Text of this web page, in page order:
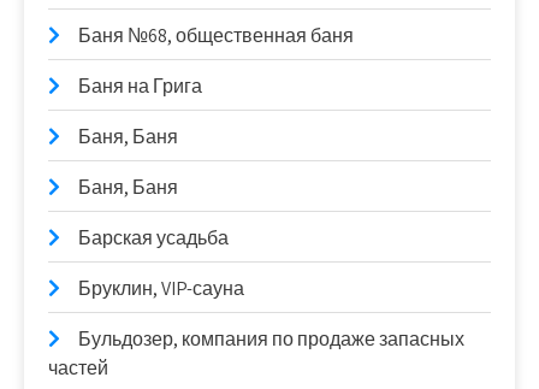
Баня №68, общественная баня
Баня на Грига
Баня, Баня
Баня, Баня
Барская усадьба
Бруклин, VIP-сауна
Бульдозер, компания по продаже запасных
частей